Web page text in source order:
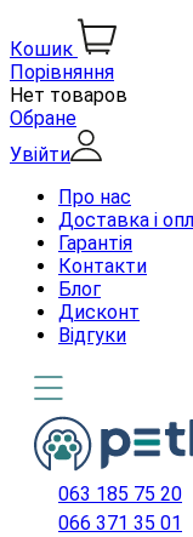
Кошик
Порівняння
Нет товаров
Обране
Увійти
Про нас
Доставка і
Гарантія
Контакти
Блог
Дисконт
Відгуки
063 185 75 20
066 371 35 01